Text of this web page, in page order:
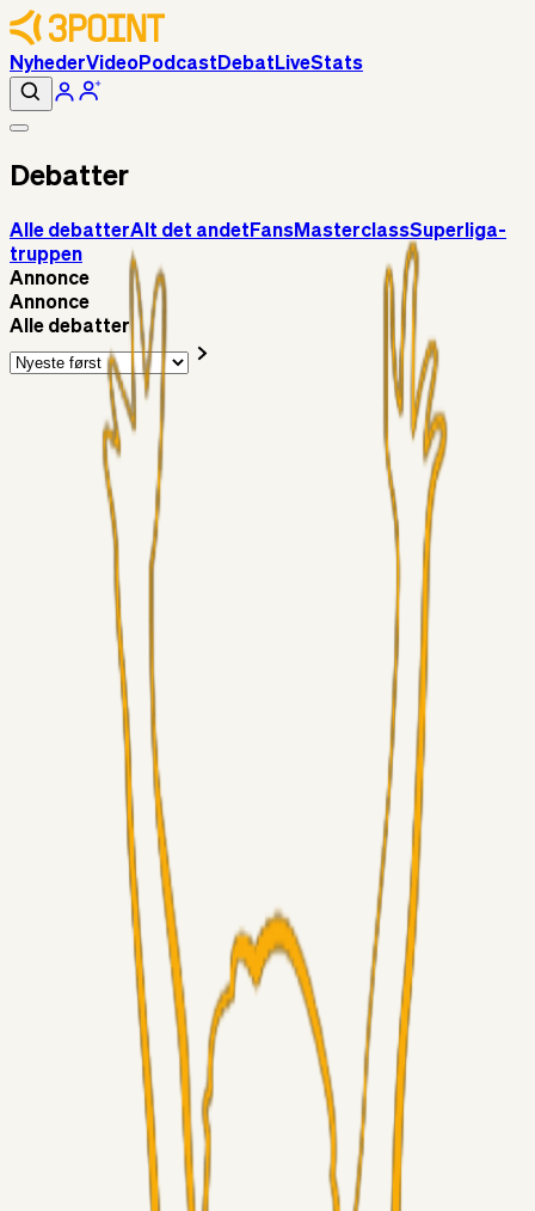
NyhederVideoPodcast Debat LiveStats
Debatter
Alle debatterAlt det andet FansMasterclassSuperliga-
truppen
Annonce
Annonce
Alle debatter
Alt det andet
RasmusStephansen
Brøndby´s Nye Hold – Oprustningen Er Markant……!
Superliga-truppen
Sorteslyngel
14 timer siden
Så gælder det Horsens
Alt det andet
3Point_Udviklere
3Point hjemmeside opdateringer - August
Chrisdinho88
06. aug. 2026
Horsens - Brøndby billet
Alt det andet
Chrisdinho88 05. aug. 2026
Bange anelser
Superliga-truppen
05. aug. 2026
Kommer Jobbe hjem?
05. aug. 2026
Brøndby-TV og u-19
04. aug. 2026
5. Forudsigelser op til Horsens kampen.
RasmusStephansen04. aug. 2026
Nørgaards Lever Hug, Skaktræk Mod En Utålmodig